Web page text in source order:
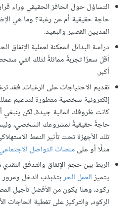
التساؤل حول الحافز الحقيقي وراء
حاجة حقيقية أم عن رغبة؟ وما هي
المديين القصير والبعيد.
دراسة البدائل الممكنة لعملية الإنفاق
أقل سعرًا تجربةً مماثلةً لتلك التي
أكبر.
تقديم الاحتياجات على الرغبات، فقد
إلكترونية شخصية متطورة لتدعيم
كانت ظروفك المالية جيدة، لكن ينبغي
حاجةً حقيقيةً لمشروعك الشخصي،
تلك الأجهزة تحت تأثير النمط
مثلًا أو علىمنصات التواصل الاجتماعي
الربط بين حجم الإنفاق والتدفق
يتميزالعمل الحربتذبذب الدخل ومرور
ركود، وهنا يكون من الأفضل تأجيل
الركود، والتركيز على تغطية الحاجات